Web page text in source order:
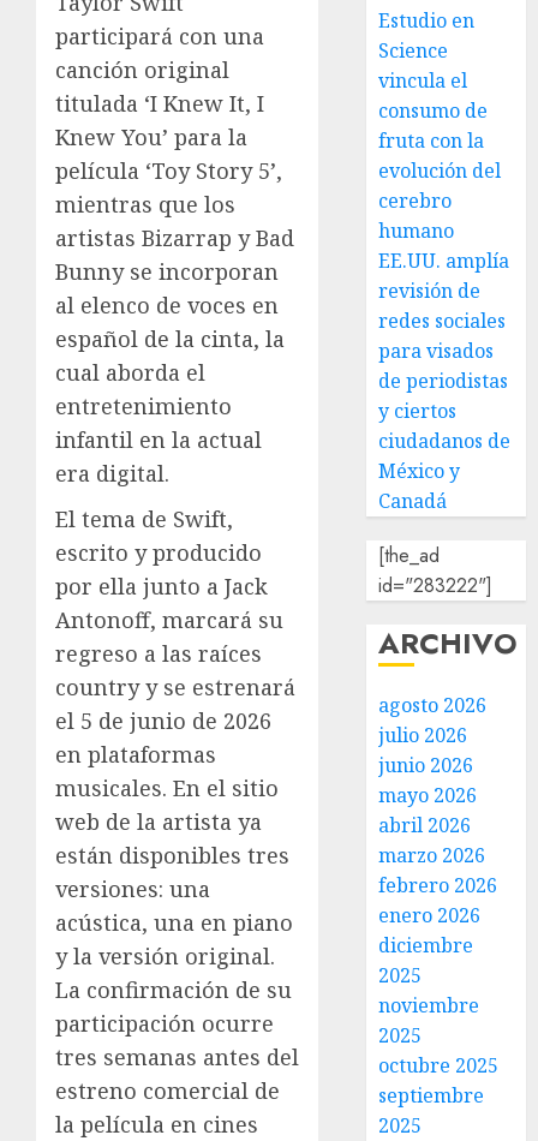
participará con una
canción original
titulada ‘I Knew It, I
Knew You’ para la
película ‘Toy Story 5’,
mientras que los
artistas Bizarrap y Bad
Bunny se incorporan
al elenco de voces en
español de la cinta, la
cual aborda el
entretenimiento
infantil en la actual
era digital.
El tema de Swift,
escrito y producido
por ella junto a Jack
Antonoff, marcará su
regreso a las raíces
country y se estrenará
el 5 de junio de 2026
en plataformas
musicales. En el sitio
web de la artista ya
están disponibles tres
versiones: una
acústica, una en piano
y la versión original.
La confirmación de su
participación ocurre
tres semanas antes del
estreno comercial de
la película en cines
Estudio en
Science
vincula el
consumo de
fruta con la
evolución del
cerebro
humano
EE.UU. amplía
revisión de
redes sociales
para visados
de periodistas
y ciertos
ciudadanos de
México y
Canadá
[the_ad
id="283222"]
ARCHIVO
agosto 2026
julio 2026
junio 2026
mayo 2026
abril 2026
marzo 2026
febrero 2026
enero 2026
diciembre
2025
noviembre
2025
octubre 2025
septiembre
2025